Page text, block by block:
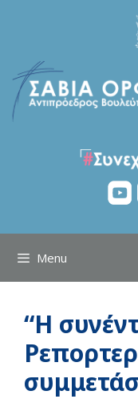
Menu
“Η